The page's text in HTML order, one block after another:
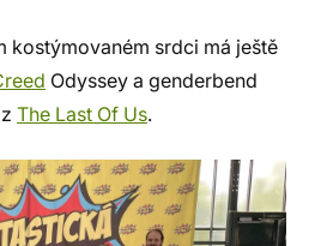
kostýmovaném srdci má ještě
Odyssey a genderbend
z The Last Of Us.